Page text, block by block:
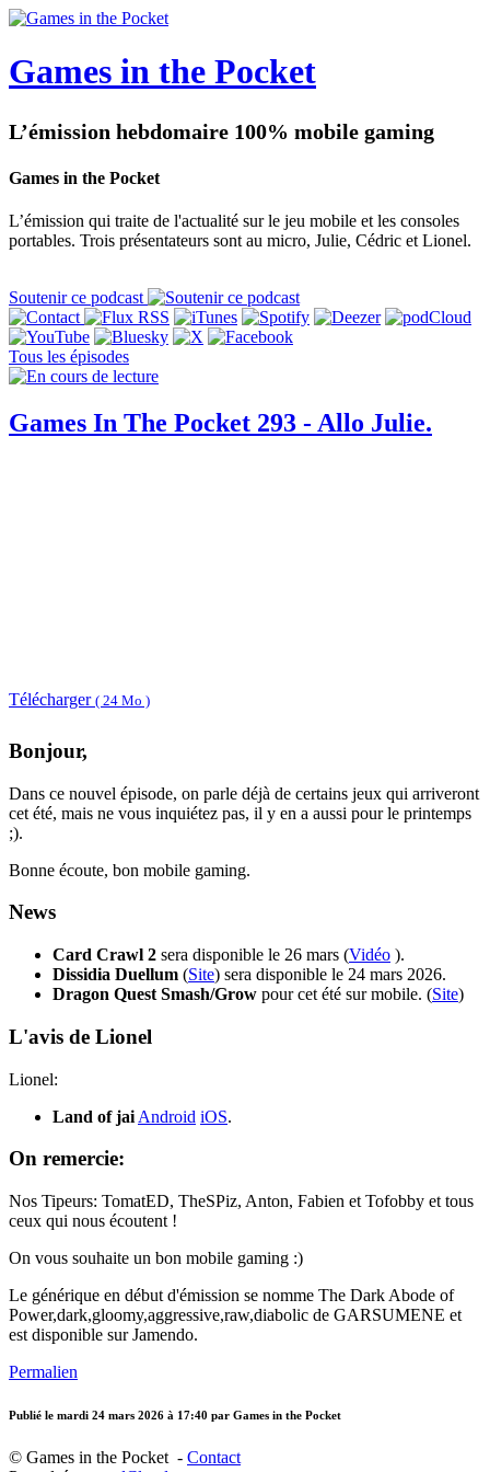
Games in the Pocket
L’émission hebdomaire 100% mobile gaming
Games in the Pocket
L’émission qui traite de l'actualité sur le jeu mobile et les consoles
portables. Trois présentateurs sont au micro, Julie, Cédric et Lionel.
Soutenir ce podcast
Tous les épisodes
Games In The Pocket 293 - Allo Julie.
Télécharger ( 24 Mo )
Bonjour,
Dans ce nouvel épisode, on parle déjà de certains jeux qui arriveront
cet été, mais ne vous inquiétez pas, il y en a aussi pour le printemps
;).
Bonne écoute, bon mobile gaming.
News
Card Crawl 2 sera disponible le 26 mars (Vidéo ).
Dissidia Duellum (Site) sera disponible le 24 mars 2026.
Dragon Quest Smash/Grow pour cet été sur mobile. (Site)
L'avis de Lionel
Lionel:
Land of jai Android iOS.
On remercie:
Nos Tipeurs: TomatED, TheSPiz, Anton, Fabien et Tofobby et tous
ceux qui nous écoutent !
On vous souhaite un bon mobile gaming :)
Le générique en début d'émission se nomme The Dark Abode of
Power,dark,gloomy,aggressive,raw,diabolic de GARSUMENE et
est disponible sur Jamendo.
Permalien
Publié le mardi 24 mars 2026 à 17:40 par Games in the Pocket
© Games in the Pocket - Contact